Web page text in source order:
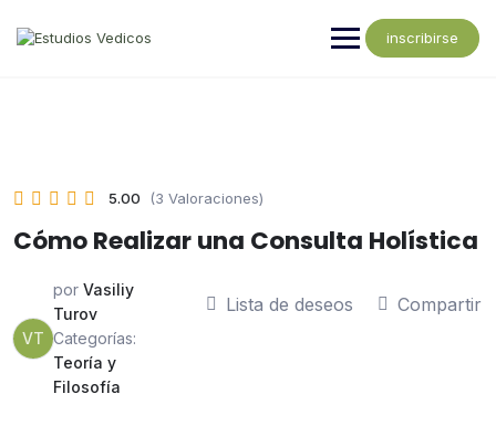
inscribirse
5.00 (3 Valoraciones)
Cómo Realizar una Consulta Holística
VT
por Vasiliy
Turov
Categorías:
Teoría y
Filosofía
Lista de deseos Compartir